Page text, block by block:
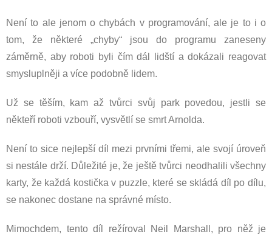
Není to ale jenom o chybách v programování, ale je to i o
tom, že některé „chyby“ jsou do programu zaneseny
záměrně, aby roboti byli čím dál lidští a dokázali reagovat
smysluplněji a více podobně lidem.
Už se těším, kam až tvůrci svůj park povedou, jestli se
někteří roboti vzbouří, vysvětlí se smrt Arnolda.
Není to sice nejlepší díl mezi prvními třemi, ale svojí úroveň
si nestále drží. Důležité je, že ještě tvůrci neodhalili všechny
karty, že každá kostička v puzzle, které se skládá díl po dílu,
se nakonec dostane na správné místo.
Mimochdem, tento díl režíroval Neil Marshall, pro něž je